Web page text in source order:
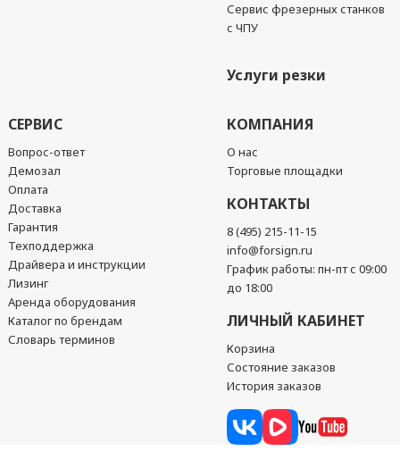
Сервис фрезерных станков
с ЧПУ
Услуги резки
СЕРВИС
Вопрос-ответ
Демозал
Оплата
Доставка
Гарантия
Техподдержка
Драйвера и инструкции
Лизинг
Аренда оборудования
Каталог по брендам
Словарь терминов
КОМПАНИЯ
О нас
Торговые площадки
КОНТАКТЫ
8 (495) 215-11-15
info@forsign.ru
График работы: пн-пт с 09:00
до 18:00
ЛИЧНЫЙ КАБИНЕТ
Корзина
Состояние заказов
История заказов